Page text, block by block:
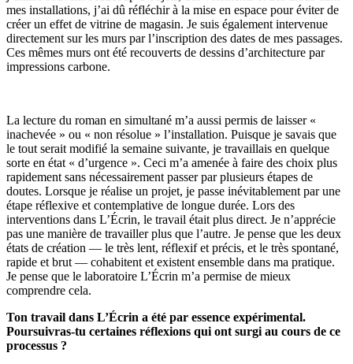
mes installations, j’ai dû réfléchir à la mise en espace pour éviter de
créer un effet de vitrine de magasin. Je suis également intervenue
directement sur les murs par l’inscription des dates de mes passages.
Ces mêmes murs ont été recouverts de dessins d’architecture par
impressions carbone.
La lecture du roman en simultané m’a aussi permis de laisser «
inachevée » ou « non résolue » l’installation. Puisque je savais que
le tout serait modifié la semaine suivante, je travaillais en quelque
sorte en état « d’urgence ». Ceci m’a amenée à faire des choix plus
rapidement sans nécessairement passer par plusieurs étapes de
doutes. Lorsque je réalise un projet, je passe inévitablement par une
étape réflexive et contemplative de longue durée. Lors des
interventions dans L’Écrin, le travail était plus direct. Je n’apprécie
pas une manière de travailler plus que l’autre. Je pense que les deux
états de création — le très lent, réflexif et précis, et le très spontané,
rapide et brut — cohabitent et existent ensemble dans ma pratique.
Je pense que le laboratoire L’Écrin m’a permise de mieux
comprendre cela.
Ton travail dans L’Écrin a été par essence expérimental.
Poursuivras-tu certaines réflexions qui ont surgi au cours de ce
processus ?